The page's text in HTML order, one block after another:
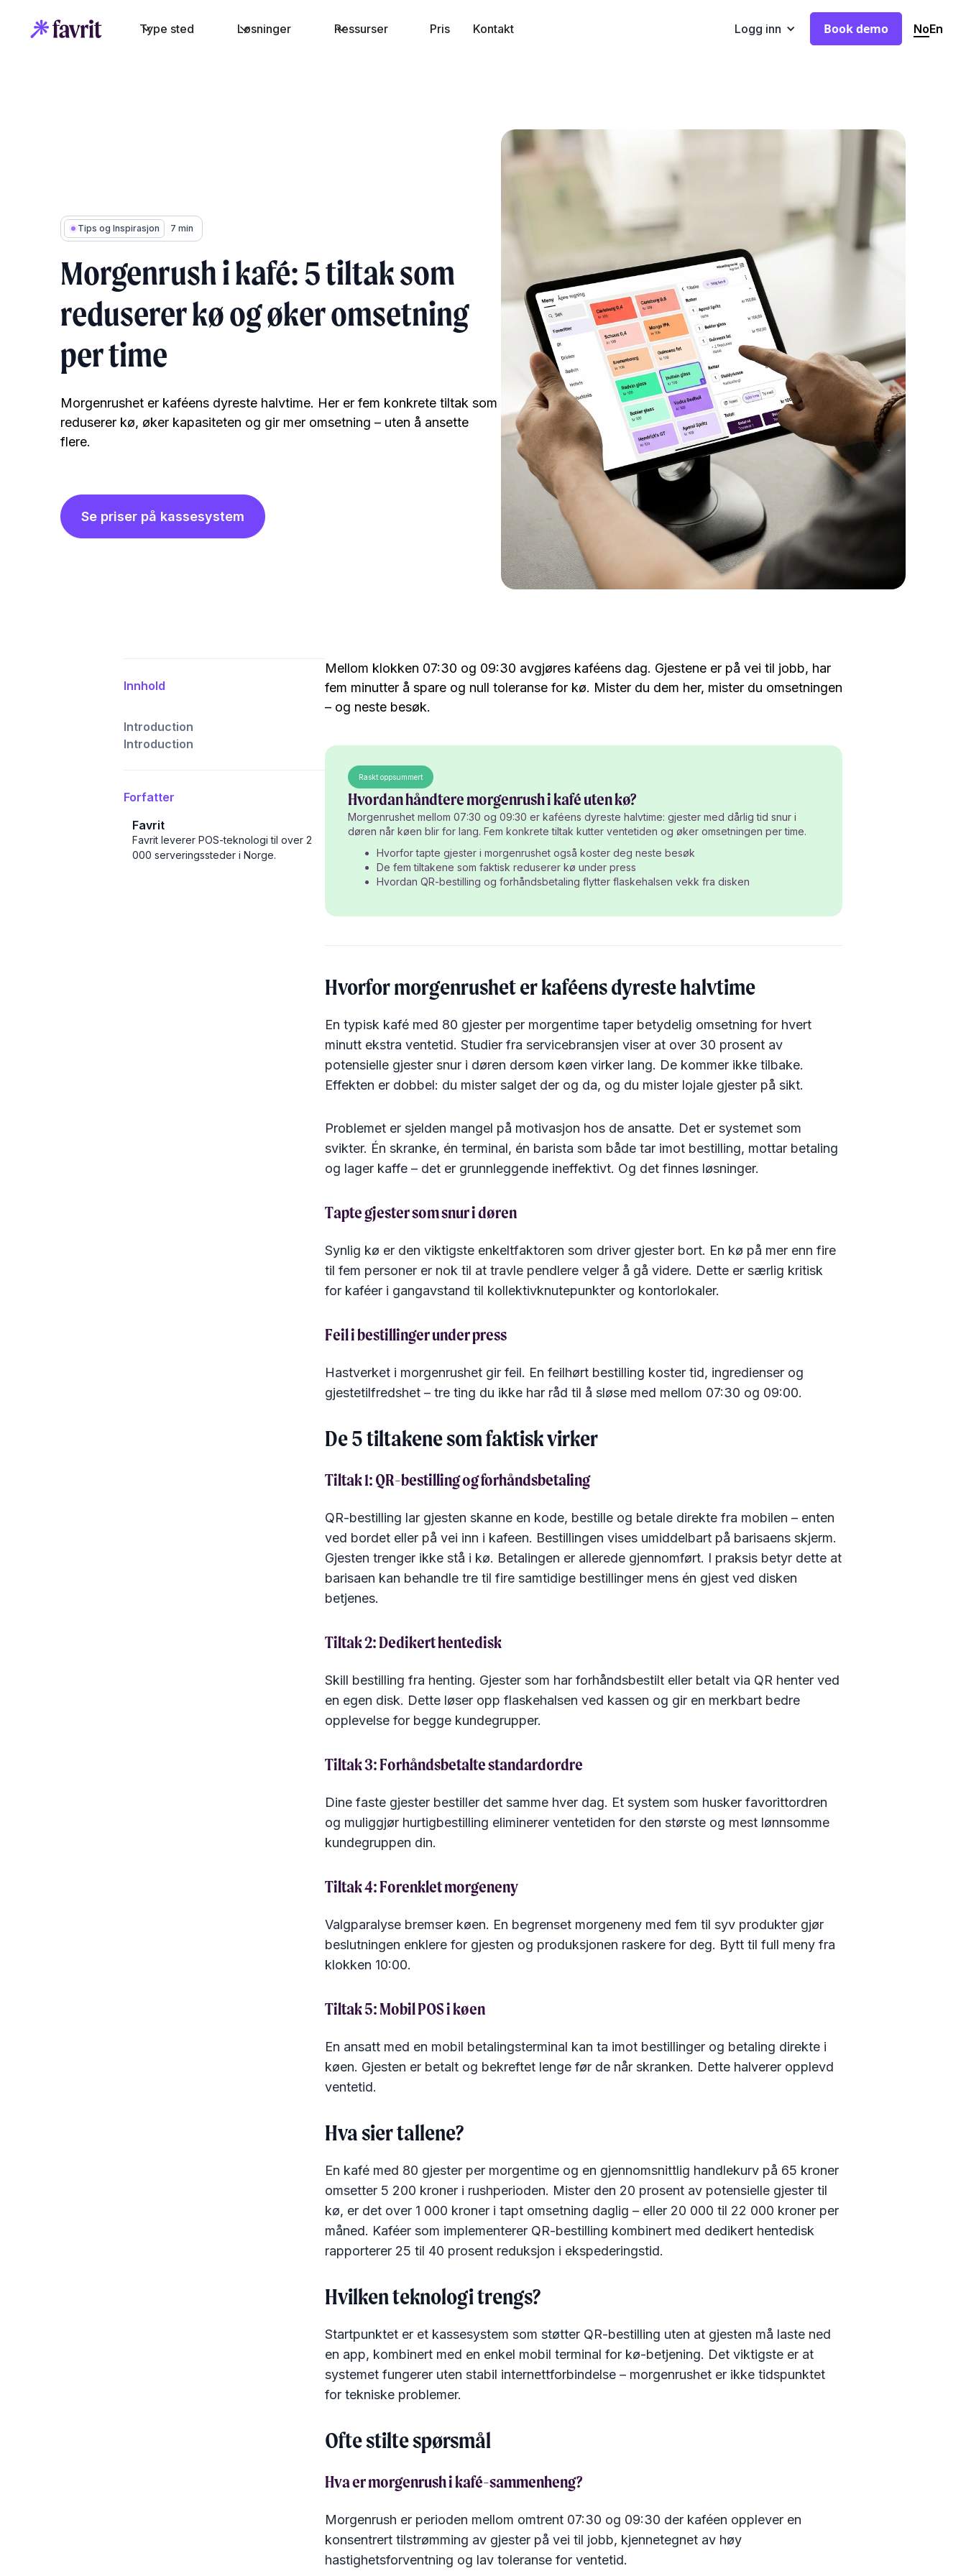
Type sted Løsninger Ressurser Pris Kontakt Logg inn Book demo NoEn
Tips og Inspirasjon 7 min
Morgenrush i kafé: 5 tiltak som
reduserer kø og øker omsetning
per time
Morgenrushet er kaféens dyreste halvtime. Her er fem konkrete tiltak som
reduserer kø, øker kapasiteten og gir mer omsetning – uten å ansette
flere.
Se priser på kassesystem
Innhold
Introduction
Introduction
Forfatter
Favrit
Favrit leverer POS-teknologi til over 2
000 serveringssteder i Norge.
Mellom klokken 07:30 og 09:30 avgjøres kaféens dag. Gjestene er på vei til jobb, har
fem minutter å spare og null toleranse for kø. Mister du dem her, mister du omsetningen
– og neste besøk.
Raskt oppsummert
Hvordan håndtere morgenrush i kafé uten kø?
Morgenrushet mellom 07:30 og 09:30 er kaféens dyreste halvtime: gjester med dårlig tid snur i
døren når køen blir for lang. Fem konkrete tiltak kutter ventetiden og øker omsetningen per time.
Hvorfor tapte gjester i morgenrushet også koster deg neste besøk
De fem tiltakene som faktisk reduserer kø under press
Hvordan QR-bestilling og forhåndsbetaling flytter flaskehalsen vekk fra disken
Hvorfor morgenrushet er kaféens dyreste halvtime
En typisk kafé med 80 gjester per morgentime taper betydelig omsetning for hvert
minutt ekstra ventetid. Studier fra servicebransjen viser at over 30 prosent av
potensielle gjester snur i døren dersom køen virker lang. De kommer ikke tilbake.
Effekten er dobbel: du mister salget der og da, og du mister lojale gjester på sikt.
Problemet er sjelden mangel på motivasjon hos de ansatte. Det er systemet som
svikter. Én skranke, én terminal, én barista som både tar imot bestilling, mottar betaling
og lager kaffe – det er grunnleggende ineffektivt. Og det finnes løsninger.
Tapte gjester som snur i døren
Synlig kø er den viktigste enkeltfaktoren som driver gjester bort. En kø på mer enn fire
til fem personer er nok til at travle pendlere velger å gå videre. Dette er særlig kritisk
for kaféer i gangavstand til kollektivknutepunkter og kontorlokaler.
Feil i bestillinger under press
Hastverket i morgenrushet gir feil. En feilhørt bestilling koster tid, ingredienser og
gjestetilfredshet – tre ting du ikke har råd til å sløse med mellom 07:30 og 09:00.
De 5 tiltakene som faktisk virker
Tiltak 1: QR-bestilling og forhåndsbetaling
QR-bestilling lar gjesten skanne en kode, bestille og betale direkte fra mobilen – enten
ved bordet eller på vei inn i kafeen. Bestillingen vises umiddelbart på barisaens skjerm.
Gjesten trenger ikke stå i kø. Betalingen er allerede gjennomført. I praksis betyr dette at
barisaen kan behandle tre til fire samtidige bestillinger mens én gjest ved disken
betjenes.
Tiltak 2: Dedikert hentedisk
Skill bestilling fra henting. Gjester som har forhåndsbestilt eller betalt via QR henter ved
en egen disk. Dette løser opp flaskehalsen ved kassen og gir en merkbart bedre
opplevelse for begge kundegrupper.
Tiltak 3: Forhåndsbetalte standardordre
Dine faste gjester bestiller det samme hver dag. Et system som husker favorittordren
og muliggjør hurtigbestilling eliminerer ventetiden for den største og mest lønnsomme
kundegruppen din.
Tiltak 4: Forenklet morgeneny
Valgparalyse bremser køen. En begrenset morgeneny med fem til syv produkter gjør
beslutningen enklere for gjesten og produksjonen raskere for deg. Bytt til full meny fra
klokken 10:00.
Tiltak 5: Mobil POS i køen
En ansatt med en mobil betalingsterminal kan ta imot bestillinger og betaling direkte i
køen. Gjesten er betalt og bekreftet lenge før de når skranken. Dette halverer opplevd
ventetid.
Hva sier tallene?
En kafé med 80 gjester per morgentime og en gjennomsnittlig handlekurv på 65 kroner
omsetter 5 200 kroner i rushperioden. Mister den 20 prosent av potensielle gjester til
kø, er det over 1 000 kroner i tapt omsetning daglig – eller 20 000 til 22 000 kroner per
måned. Kaféer som implementerer QR-bestilling kombinert med dedikert hentedisk
rapporterer 25 til 40 prosent reduksjon i ekspederingstid.
Hvilken teknologi trengs?
Startpunktet er et kassesystem som støtter QR-bestilling uten at gjesten må laste ned
en app, kombinert med en enkel mobil terminal for kø-betjening. Det viktigste er at
systemet fungerer uten stabil internettforbindelse – morgenrushet er ikke tidspunktet
for tekniske problemer.
Ofte stilte spørsmål
Hva er morgenrush i kafé-sammenheng?
Morgenrush er perioden mellom omtrent 07:30 og 09:30 der kaféen opplever en
konsentrert tilstrømming av gjester på vei til jobb, kjennetegnet av høy
hastighetsforventning og lav toleranse for ventetid.